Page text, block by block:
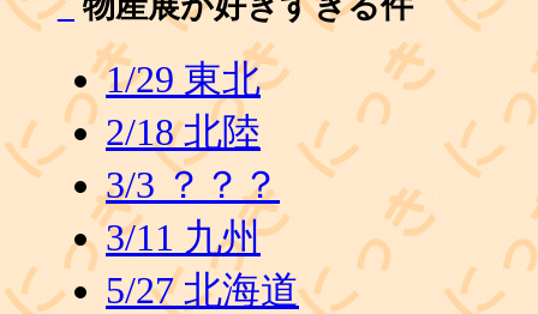
1/29 東北
2/18 北陸
3/3 ？？？
3/11 九州
5/27 北海道